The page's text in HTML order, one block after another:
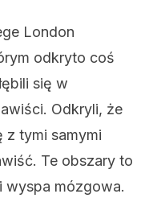
London
odkryto coś
się w
Odkryli, że
z tymi samymi
Te obszary to
i wyspa mózgowa.